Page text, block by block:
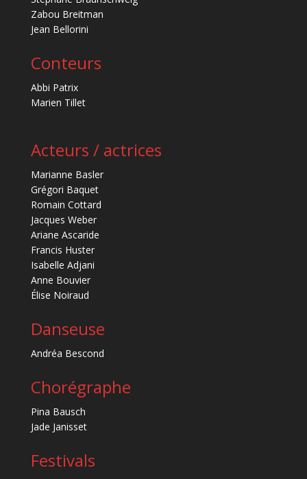
Zabou Breitman
Jean Bellorini
Conteurs
Abbi Patrix
Marien Tillet
Acteurs / actrices
Marianne Basler
Grégori Baquet
Romain Cottard
Jacques Weber
Ariane Ascaride
Francis Huster
Isabelle Adjani
Anne Bouvier
Élise Noiraud
Danseuse
Andréa Bescond
Chorégraphe
Pina Bausch
Jade Janisset
Festivals